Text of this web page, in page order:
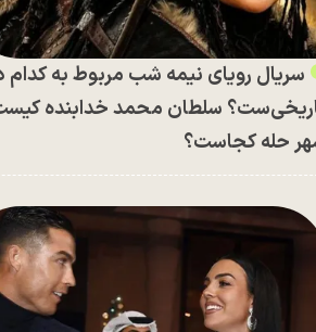
سریال رویای نیمه شب مربوط به کدام
سلطان محمد خدابنده
حله کجاست؟